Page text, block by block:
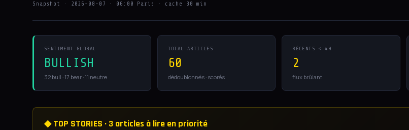
Snapshot · 2026-08-07 · 06:00 Paris · cache 30 min
SENTIMENT GLOBAL
BULLISH
32 bull · 17 bear · 11 neutre
TOTAL ARTICLES
60
dédoublonnés · scorés
RÉCENTS < 4H
2
flux brûlant
◆ TOP STORIES · 3 articles à lire en priorité